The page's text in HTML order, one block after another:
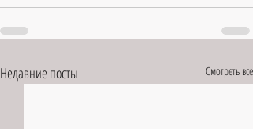
Недавние посты Смотреть все